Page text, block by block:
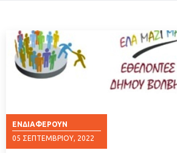
ΕΝΔΙΑΦΈΡΟΥΝ
05 ΣΕΠΤΕΜΒΡΊΟΥ, 2022